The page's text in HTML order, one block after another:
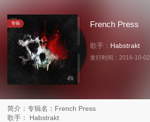
专辑 French Press
歌手： Habstrakt
发行时间： 2016-10-02
简介：专辑名：French Press
歌手： Habstrakt